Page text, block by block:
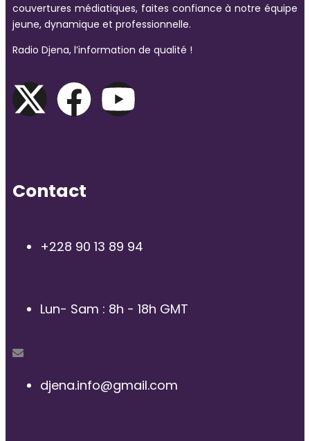
couvertures médiatiques, faites confiance à notre équipe
jeune, dynamique et professionnelle.
Radio Djena, l’information de qualité !
Contact
+228 90 13 89 94
Lun- Sam : 8h - 18h GMT
djena.info@gmail.com